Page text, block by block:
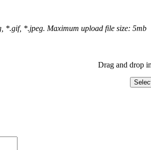
*.gif, *.jpeg. Maximum upload file size: 5mb
Drag and drop